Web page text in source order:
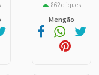
862 cliques
Mengão